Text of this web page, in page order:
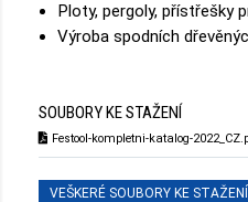
Ploty, pergoly, přístřešky
Výroba spodních
SOUBORY KE STAŽENÍ
Festool-kompletni-katalog-
VEŠKERÉ SOUBORY KE STAŽENÍ